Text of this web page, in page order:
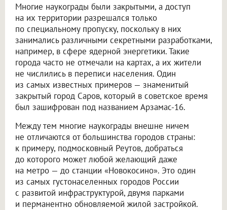
Многие наукограды были закрытыми, а доступ
на их территории разрешался только
по специальному пропуску, поскольку в них
занимались различными секретными разработками,
например, в сфере ядерной энергетики. Такие
города часто не отмечали на картах, а их жители
не числились в переписи населения. Один
из самых известных примеров — знаменитый
закрытый город Саров, который в советское время
был зашифрован под названием Арзамас-16.
Между тем многие наукограды внешне ничем
не отличаются от большинства городов страны:
к примеру, подмосковный Реутов, добраться
до которого может любой желающий даже
на метро — до станции «Новокосино». Это один
из самых густонаселенных городов России
с развитой инфраструктурой, двумя парками
и перманентно обновляемой жилой застройкой.